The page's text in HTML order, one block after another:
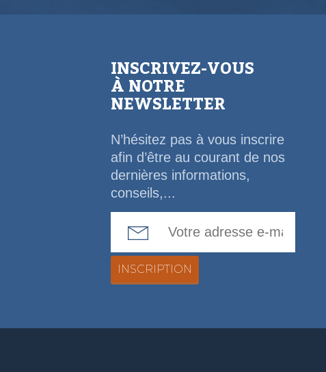
INSCRIVEZ-VOUS
À NOTRE
NEWSLETTER
N’hésitez pas à vous inscrire
afin d’être au courant de nos
dernières informations,
conseils,...